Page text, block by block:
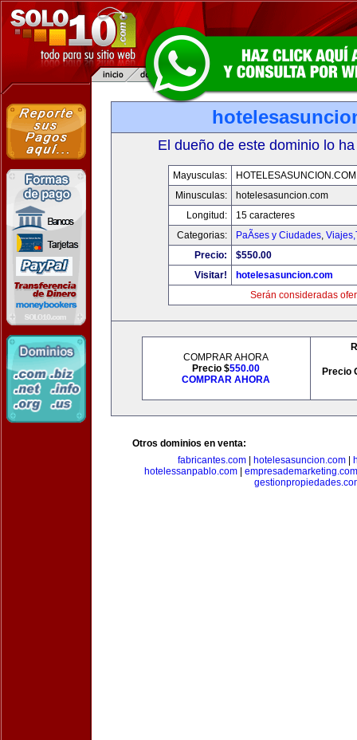
El dueño de este dominio lo
Mayusculas:
HOTELESASUNCION.COM
Minusculas:
hotelesasuncion.com
Longitud:
15 caracteres
Categorias:
PaÃ­ses y Ciudades,
Precio:
$550.00
Visitar!
hotelesasuncion.com
Serán consideradas
COMPRAR AHORA
Precio $550.00
COMPRAR AHORA
Precio
Otros dominios en venta:
fabricantes.com
hotelesasuncion.com
hotelessanpablo.com| empresademarketing.com